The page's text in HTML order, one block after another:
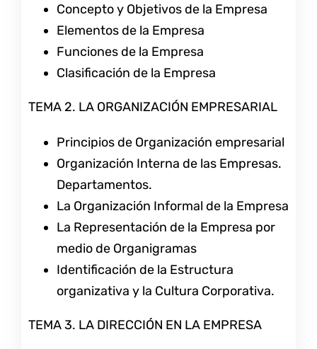
Concepto y Objetivos de la Empresa
Elementos de la Empresa
Funciones de la Empresa
Clasificación de la Empresa
TEMA 2. LA ORGANIZACIÓN EMPRESARIAL
Principios de Organización empresarial
Organización Interna de las Empresas.
Departamentos.
La Organización Informal de la Empresa
La Representación de la Empresa por
medio de Organigramas
Identificación de la Estructura
organizativa y la Cultura Corporativa.
TEMA 3. LA DIRECCIÓN EN LA EMPRESA